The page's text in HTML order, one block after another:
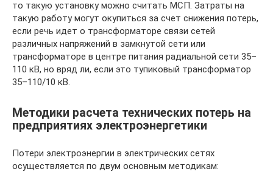
то такую установку можно считать МСП. Затраты на
такую работу могут окупиться за счет снижения потерь,
если речь идет о трансформаторе связи сетей
различных напряжений в замкнутой сети или
трансформаторе в центре питания радиальной сети 35–
110 кВ, но вряд ли, если это тупиковый трансформатор
35–110/10 кВ.
Методики расчета технических потерь на
предприятиях электроэнергетики
Потери электроэнергии в электрических сетях
осуществляется по двум основным методикам: